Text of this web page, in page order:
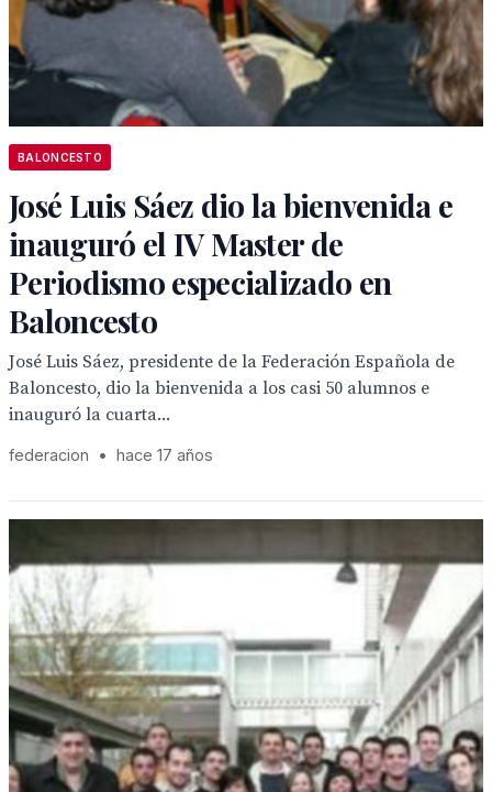
BALONCESTO
José Luis Sáez dio la bienvenida e
inauguró el IV Master de
Periodismo especializado en
Baloncesto
José Luis Sáez, presidente de la Federación Española de
Baloncesto, dio la bienvenida a los casi 50 alumnos e
inauguró la cuarta...
federacion • hace 17 años